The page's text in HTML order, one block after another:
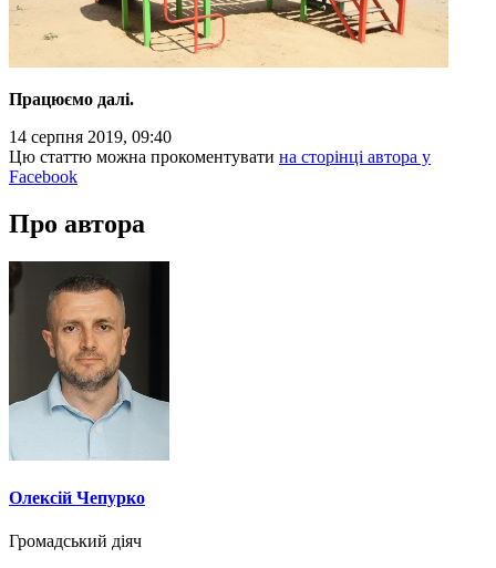
Працюємо далі.
14 серпня 2019, 09:40
Цю статтю можна прокоментувати на сторінці автора у
Facebook
Про автора
Олексій Чепурко
Громадський діяч